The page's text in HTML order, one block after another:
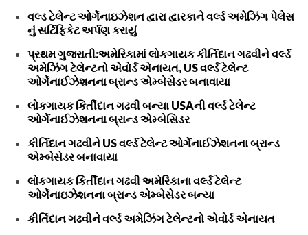
વલ્ડ ટેલેન્ટ ઓર્ગેનાઇઝેશન દ્વારા દ્વારકાને વર્લ્ડ અમેઝિંગ પેલેસ
નું સર્ટિફિકેટ અર્પણ કરાયું
પ્રથમ ગુજરાતી:અમેરિકામાં લોકગાયક કીર્તિદાન ગઢવીને વર્લ્ડ
અમેઝિંગ ટેલેન્ટનો એવોર્ડ એનાયત, US વર્લ્ડ ટેલેન્ટ
ઓર્ગેનાઈઝેશનના બ્રાન્ડ એમ્બેસેડર બનાવાયા
લોકગાયક કિર્તીદાન ગઢવી બન્યા USAની વર્લ્ડ ટેલેન્ટ
ઓર્ગેનાઈઝેશનના બ્રાન્ડ એમ્બેસિડર
કીર્તિદાન ગઢવીને US વર્લ્ડ ટેલેન્ટ ઓર્ગેનાઈઝેશનના બ્રાન્ડ
એમ્બેસેડર બનાવાયા
લોકગાયક કિર્તીદાન ગઢવી અમેરિકાના વર્લ્ડ ટેલેન્ટ
ઓર્ગેનાઇઝેશનના બ્રાન્ડ એમ્બેસેડર બન્યા
કીર્તિદાન ગઢવીને વર્લ્ડ અમેઝિંગ ટેલેન્ટનો એવોર્ડ એનાયત